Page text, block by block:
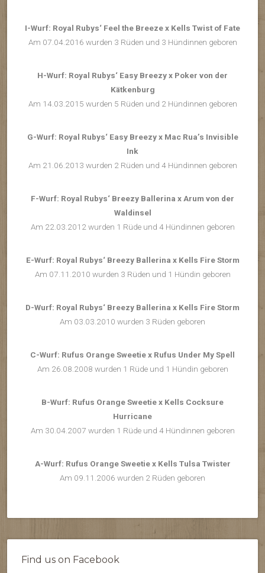
I-Wurf: Royal Rubys‘ Feel the Breeze x Kells Twist of Fate
Am 07.04.2016 wurden 3 Rüden und 3 Hündinnen geboren
H-Wurf: Royal Rubys‘ Easy Breezy x Poker von der
Kätkenburg
Am 14.03.2015 wurden 5 Rüden und 2 Hündinnen geboren
G-Wurf: Royal Rubys‘ Easy Breezy x Mac Rua’s Invisible
Ink
Am 21.06.2013 wurden 2 Rüden und 4 Hündinnen geboren
F-Wurf: Royal Rubys‘ Breezy Ballerina x Arum von der
Waldinsel
Am 22.03.2012 wurden 1 Rüde und 4 Hündinnen geboren
E-Wurf: Royal Rubys‘ Breezy Ballerina x Kells Fire Storm
Am 07.11.2010 wurden 3 Rüden und 1 Hündin geboren
D-Wurf: Royal Rubys‘ Breezy Ballerina x Kells Fire Storm
Am 03.03.2010 wurden 3 Rüden geboren
C-Wurf: Rufus Orange Sweetie x Rufus Under My Spell
Am 26.08.2008 wurden 1 Rüde und 1 Hündin geboren
B-Wurf: Rufus Orange Sweetie x Kells Cocksure
Hurricane
Am 30.04.2007 wurden 1 Rüde und 4 Hündinnen geboren
A-Wurf: Rufus Orange Sweetie x Kells Tulsa Twister
Am 09.11.2006 wurden 2 Rüden geboren
Find us on Facebook